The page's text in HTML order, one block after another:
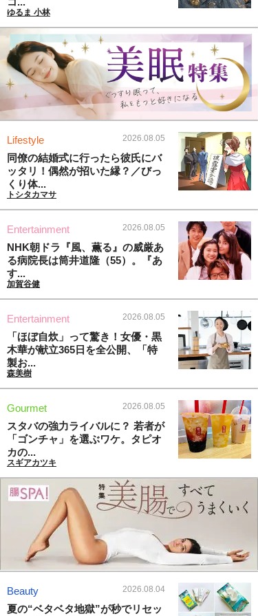
ゆるま 小林
Lifestyle 2026.08.05
同僚の結婚式に行ったら彼氏にバ
ッタリ！偶然が招いた縁？／びっ
くり体...
トシタカマサ
Entertainment 2026.08.05
NHK朝ドラ『風、薫る』の威厳あ
る病院長は筒井道隆（55）。『あ
す...
加賀谷健
Entertainment 2026.08.05
「ほぼ自炊」って驚き！女優・黒
木華が献立365日を全公開、「特
製お...
森美樹
Gourmet 2026.08.05
スタバの強力ライバルに？ 若者が
「ゴンチャ」を選ぶワケ。タピオ
カの...
スギアカツキ
Beauty 2026.08.04
夏の“ベタベタ地獄”が秒でリセッ